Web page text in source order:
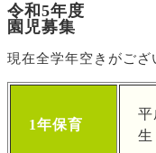
令和5年度
園児募集
現在全学年空きがござ
1年保育
平
生